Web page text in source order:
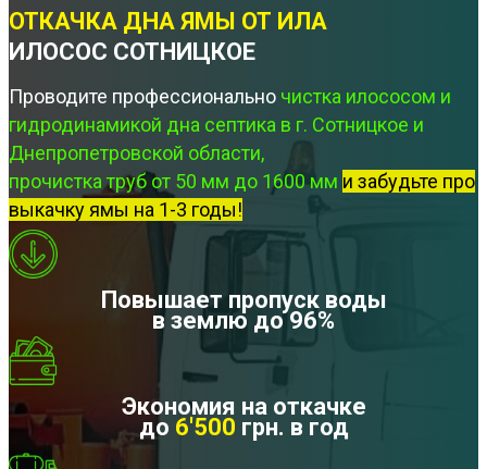
ОТКАЧКА ДНА ЯМЫ ОТ ИЛА
ИЛОСОС СОТНИЦКОЕ
Проводите профессионально чистка илососом и
гидродинамикой дна септика в г. Сотницкое и
Днепропетровской области,
прочистка труб от 50 мм до 1600 мм и забудьте про
выкачку ямы на 1-3 годы!
Повышает пропуск воды
в землю до 96%
Экономия на откачке
до 6'500 грн. в год